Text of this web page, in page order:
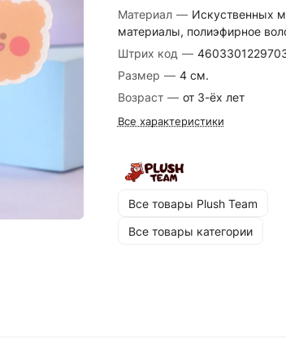
Материал — Искуственных
материалы, полиэфирное
Штрих код —
Размер — 4 см.
Возраст — от 3-ёх лет
Все характеристики
Все товары Plush Team
Все товары категории